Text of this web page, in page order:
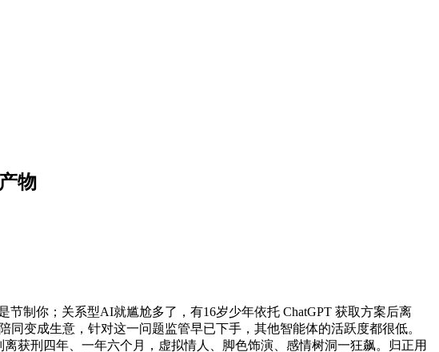
物
制你；关系型AI就尴尬多了，有16岁少年依托 ChatGPT 获取方案后离
变成生意，针对这一问题监管早已下手，其他智能体的活跃度都很低。
获刑四年、一年六个月，虚拟情人、脚色饰演、感情树洞一狂飙。归正用